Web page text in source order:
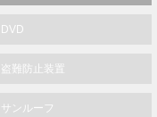
DVD
盗難防止装置
サンルーフ